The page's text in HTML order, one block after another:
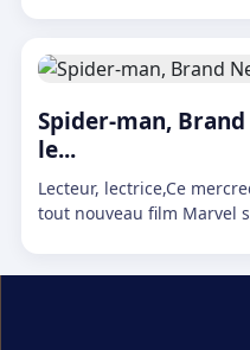
Spider-man,
le...
Lecteur, lectrice,Ce
tout nouveau film Marvel